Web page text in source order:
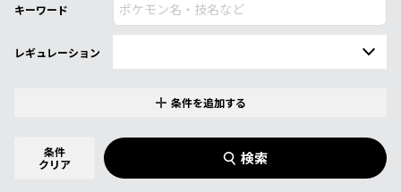
キーワード
レギュレーション
商品名 スターターセットVMAX フシギバナ
条件を追加する
条件
クリア
検索